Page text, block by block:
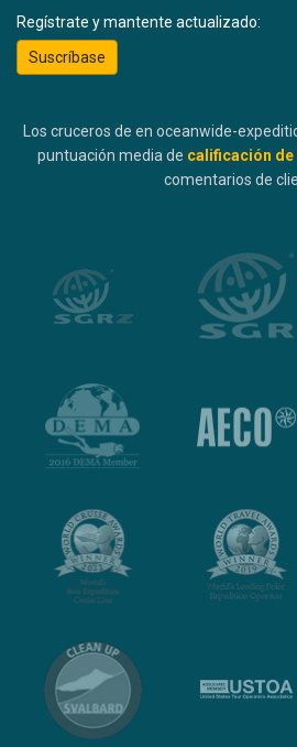
Regístrate y mantente actualizado:
Suscríbase
Los cruceros de en oceanwide-
puntuación media de calificación de
comentarios de